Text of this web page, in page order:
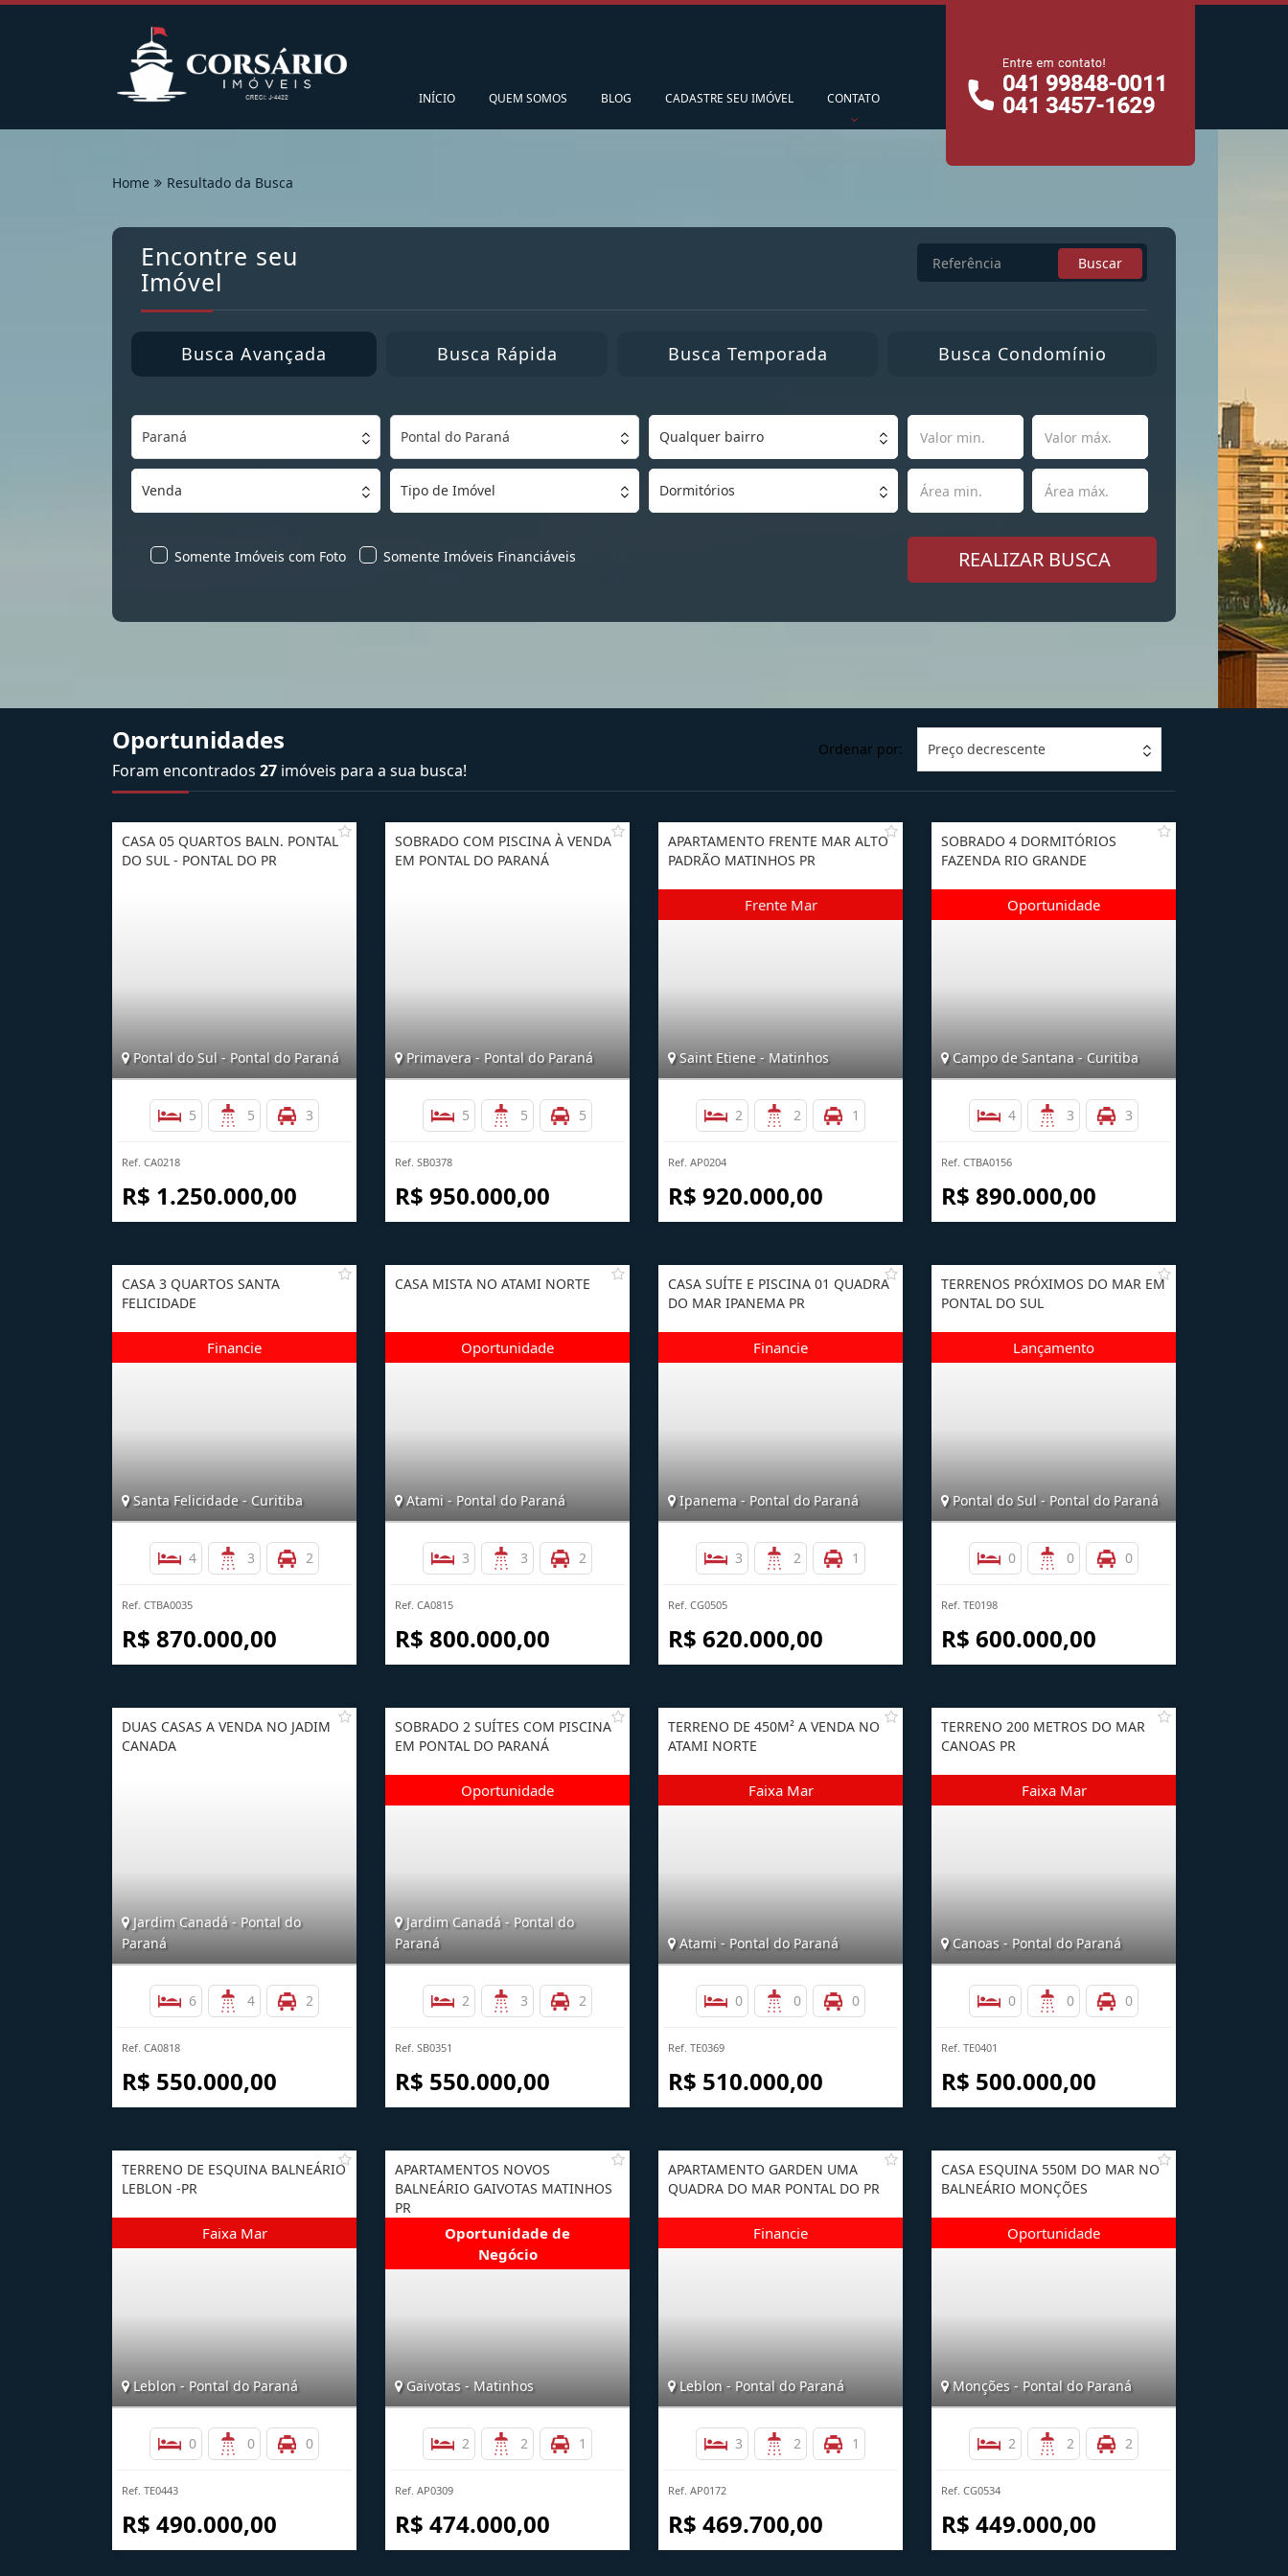
INÍCIO QUEM SOMOS BLOG CADASTRE SEU IMÓVEL CONTATO
Home Resultado da Busca
Encontre seu
Imóvel
Busca
Buscar
Busca Avançada Busca Rápida Busca Temporada Busca Condomínio
Paraná Pontal do Paraná Qualquer bairro
Venda Tipo de Imóvel Dormitórios
Somente Imóveis com Foto Somente Imóveis Financiáveis
Oportunidades
Foram encontrados 27 imóveis para a sua busca!
Ordenar por: Preço decrescente
CASA 05 QUARTOS BALN. PONTAL
DO SUL - PONTAL DO PR
Pontal do Sul - Pontal do Paraná
5 5 3
Ref. CA0218
R$ 1.250.000,00
SOBRADO COM PISCINA À VENDA
EM PONTAL DO PARANÁ
Primavera - Pontal do Paraná
5 5 5
Ref. SB0378
R$ 950.000,00
APARTAMENTO FRENTE MAR ALTO
PADRÃO MATINHOS PR
Saint Etiene - Matinhos
2 2 1
Ref. AP0204
R$ 920.000,00
SOBRADO 4 DORMITÓRIOS
FAZENDA RIO GRANDE
Campo de Santana - Curitiba
4 3 3
Ref. CTBA0156
R$ 890.000,00
CASA 3 QUARTOS SANTA
FELICIDADE
Santa Felicidade - Curitiba
4 3 2
Ref. CTBA0035
R$ 870.000,00
CASA MISTA NO ATAMI NORTE
Atami - Pontal do Paraná
3 3 2
Ref. CA0815
R$ 800.000,00
CASA SUÍTE E PISCINA 01 QUADRA
DO MAR IPANEMA PR
Ipanema - Pontal do Paraná
3 2 1
Ref. CG0505
R$ 620.000,00
TERRENOS PRÓXIMOS DO MAR EM
PONTAL DO SUL
Pontal do Sul - Pontal do Paraná
0 0 0
Ref. TE0198
R$ 600.000,00
DUAS CASAS A VENDA NO JADIM
CANADA
Jardim Canadá - Pontal do
Paraná
6 4 2
Ref. CA0818
R$ 550.000,00
SOBRADO 2 SUÍTES COM PISCINA
EM PONTAL DO PARANÁ
Jardim Canadá - Pontal do
Paraná
2 3 2
Ref. SB0351
R$ 550.000,00
TERRENO DE 450M² A VENDA NO
ATAMI NORTE
Atami - Pontal do Paraná
0 0 0
Ref. TE0369
R$ 510.000,00
TERRENO 200 METROS DO MAR
CANOAS PR
Canoas - Pontal do Paraná
0 0 0
Ref. TE0401
R$ 500.000,00
TERRENO DE ESQUINA BALNEÁRIO
LEBLON -PR
Leblon - Pontal do Paraná
0 0 0
Ref. TE0443
R$ 490.000,00
APARTAMENTOS NOVOS
BALNEÁRIO GAIVOTAS MATINHOS
PR
Gaivotas - Matinhos
2 2 1
Ref. AP0309
R$ 474.000,00
APARTAMENTO GARDEN UMA
QUADRA DO MAR PONTAL DO PR
Leblon - Pontal do Paraná
3 2 1
Ref. AP0172
R$ 469.700,00
CASA ESQUINA 550M DO MAR NO
BALNEÁRIO MONÇÕES
Monções - Pontal do Paraná
2 2 2
Ref. CG0534
R$ 449.000,00